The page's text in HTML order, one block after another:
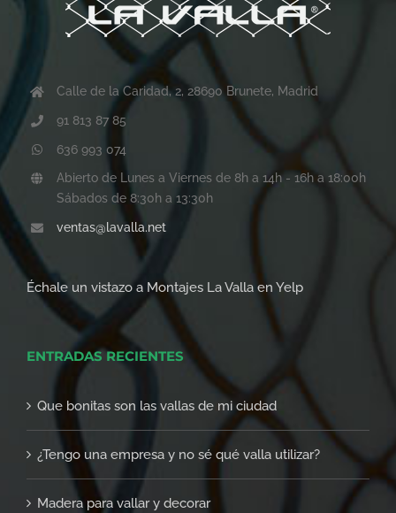
Calle de la Caridad, 2, 28690 Brunete, Madrid
91 813 87 85
636 993 074
Abierto de Lunes a Viernes de 8h a 14h - 16h a 18:00h
Sábados de 8:30h a 13:30h
ventas@lavalla.net
Échale un vistazo a Montajes La Valla en Yelp
ENTRADAS RECIENTES
Que bonitas son las vallas de mi ciudad
¿Tengo una empresa y no sé qué valla utilizar?
Madera para vallar y decorar